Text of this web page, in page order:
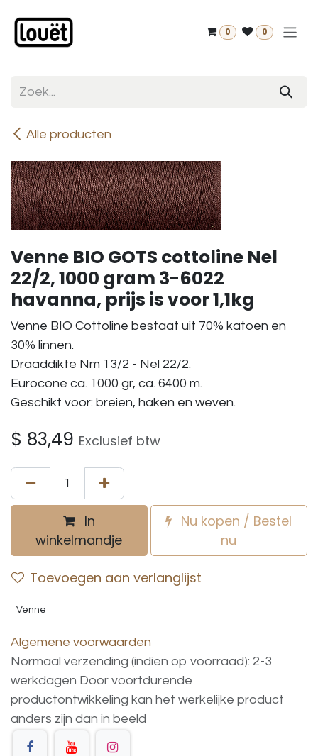
0 0
Alle producten
Venne BIO GOTS cottoline Nel
22/2, 1000 gram 3-6022
havanna, prijs is voor 1,1kg
Venne BIO Cottoline bestaat uit 70% katoen en
30% linnen.
Draaddikte Nm 13/2 - Nel 22/2.
Eurocone ca. 1000 gr, ca. 6400 m.
Geschikt voor: breien, haken en weven.
$ 83,49 Exclusief btw
In
winkelmandje
Nu kopen / Bestel
nu
Toevoegen aan verlanglijst
Venne
Algemene voorwaarden
Normaal verzending (indien op voorraad): 2-3
werkdagen Door voortdurende
productontwikkeling kan het werkelijke product
anders zijn dan in beeld